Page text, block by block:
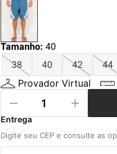
Tamanho: 40
38
40 42 44
Provador Virtual